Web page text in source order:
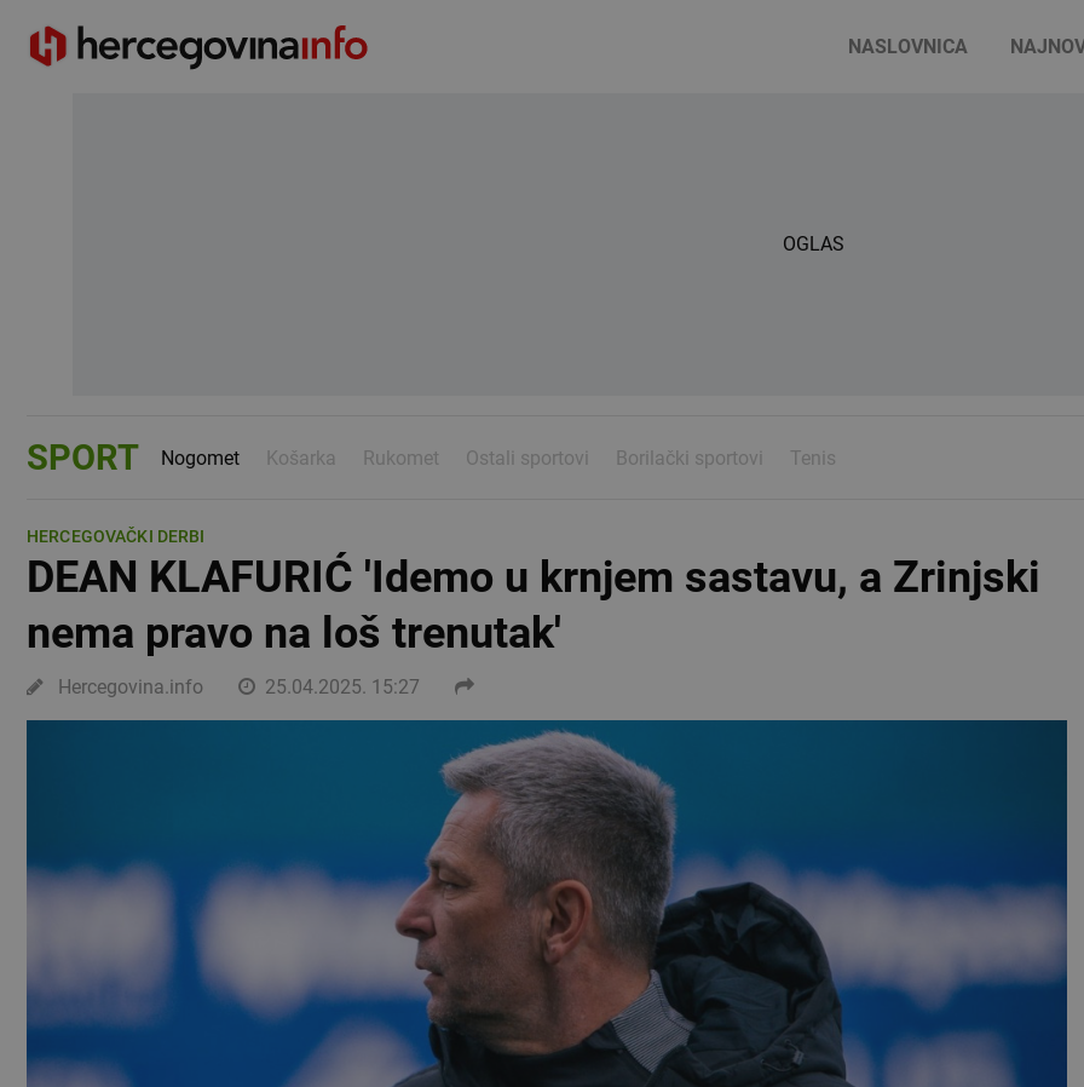
NASLOVNICA
OGLAS
SPORT Nogomet Košarka Rukomet Ostali sportovi Borilački sportovi Tenis
HERCEGOVAČKI DERBI
DEAN KLAFURIĆ 'Idemo u krnjem sastavu, a Zrinjski
nema pravo na loš trenutak'
Hercegovina.info 25.04.2025. 15:27